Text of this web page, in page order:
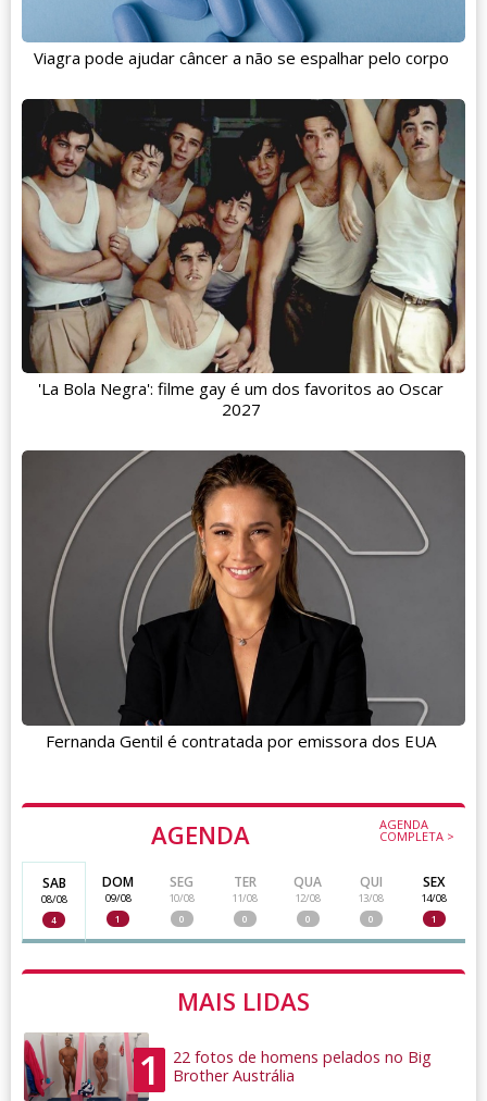
AGENDA AGENDA
COMPLETA >
SAB
08/08
4
DOM
09/08
1
SEG
10/08
0
TER
11/08
0
QUA
12/08
0
QUI
13/08
0
SEX
14/08
1
MAIS LIDAS
1
22 fotos de homens pelados no Big
Brother Austrália
Viagra pode ajudar câncer a não se espalhar pelo corpo
'La Bola Negra': filme gay é um dos favoritos ao Oscar
2027
Fernanda Gentil é contratada por emissora dos EUA